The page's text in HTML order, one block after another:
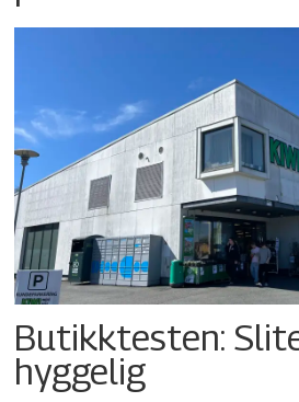
Butikktesten:
hyggelig